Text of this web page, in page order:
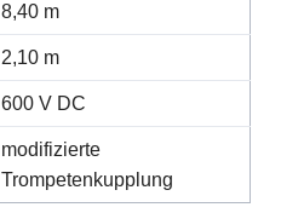
8,40 m
2,10 m
600 V DC
modifizierte
Trompetenkupplung